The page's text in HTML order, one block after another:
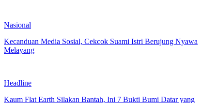
Nasional
Kecanduan Media Sosial, Cekcok Suami Istri Berujung Nyawa
Melayang
Headline
Kaum Flat Earth Silakan Bantah, Ini 7 Bukti Bumi Datar yang